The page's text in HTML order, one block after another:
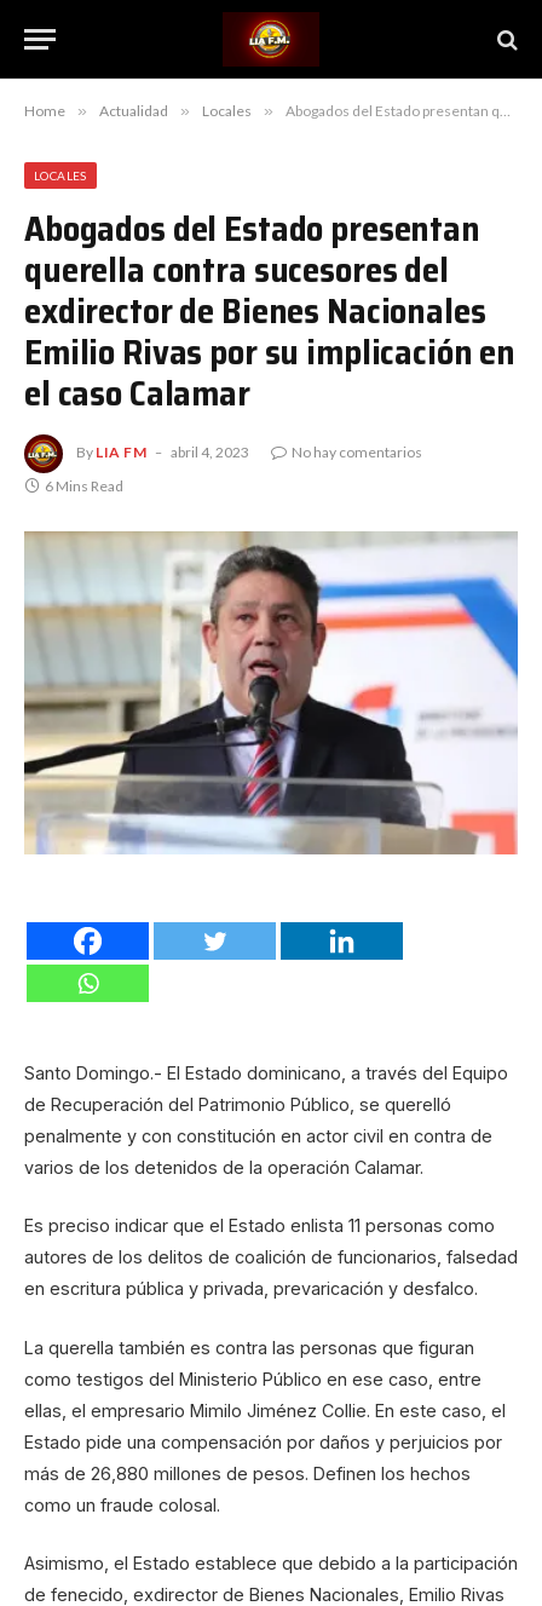
Home » Actualidad » Locales » Abogados del Estado presentan querella contra sucesores del exdirector de Bienes Nacionales Emilio Rivas por su implicación en el caso Calamar
LOCALES
Abogados del Estado presentan
querella contra sucesores del
exdirector de Bienes Nacionales
Emilio Rivas por su implicación en
el caso Calamar
By LIA FM abril 4, 2023
No hay comentarios
6 Mins Read
Santo Domingo.- El Estado dominicano, a través del Equipo
de Recuperación del Patrimonio Público, se querelló
penalmente y con constitución en actor civil en contra de
varios de los detenidos de la operación Calamar.
Es preciso indicar que el Estado enlista 11 personas como
autores de los delitos de coalición de funcionarios, falsedad
en escritura pública y privada, prevaricación y desfalco.
La querella también es contra las personas que figuran
como testigos del Ministerio Público en ese caso, entre
ellas, el empresario Mimilo Jiménez Collie. En este caso, el
Estado pide una compensación por daños y perjuicios por
más de 26,880 millones de pesos. Definen los hechos
como un fraude colosal.
Asimismo, el Estado establece que debido a la participación
de fenecido, exdirector de Bienes Nacionales, Emilio Rivas